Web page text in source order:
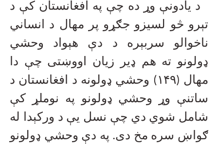
د یادونې وړ ده چې په افغانستان کې د
تېرو څو لسیزو جګړو پر مهال د انساني
ناخوالو سربېره د دې هېواد وحشي
ډولونو ته هم ډیر زیان اووښتی چې دا
مهال (۱۴۹)
وحشي ډولونه د افغانستان د
ساتنې وړ وحشي ډولونو په نوملړ کې
شامل شوي دي چې نسل یې د ورکېدا له
ګواښ سره مخ دی. په دې وحشي ډولونو